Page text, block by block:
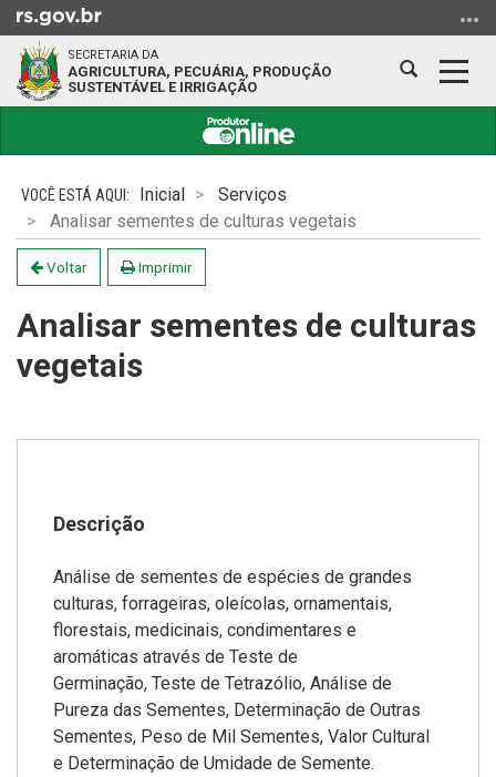
para
conteúdo
menu
para
SECRETARIA DA
AGRICULTURA, PECUÁRIA, PRODUÇÃO
SUSTENTÁVEL E IRRIGAÇÃO
Abrir
conteúdo
Inicial
Serviços
Analisar sementes de culturas vegetais
Voltar Imprimir
Analisar sementes de culturas
vegetais
Descrição
Análise de sementes de espécies de grandes
culturas, forrageiras, oleícolas, ornamentais,
florestais, medicinais, condimentares e
aromáticas através de Teste de
Germinação, Teste de Tetrazólio, Análise de
Pureza das Sementes, Determinação de Outras
Sementes, Peso de Mil Sementes, Valor Cultural
e Determinação de Umidade de Semente.